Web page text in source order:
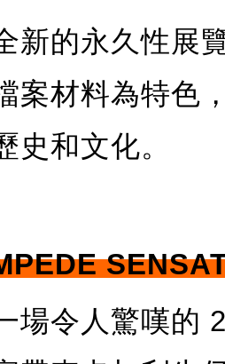
新的永久性展
案材料為特色
史和文化。
場令人驚嘆的